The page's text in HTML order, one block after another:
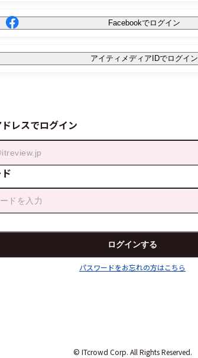
Facebookでログイン
アイティメディアIDでログイン
レスでログイン
パスワードをお忘れの方はこちら
© ITcrowd Corp. All Rights Reserved.